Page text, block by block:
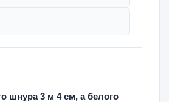
шнура 3 м 4 см, а белого